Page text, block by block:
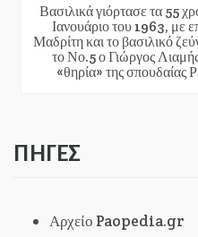
Βασιλικά γιόρτασε τα 55
Ιανουάριο του 1963, με
Μαδρίτη και το βασιλικό
το Νο.5 ο Γιώργος
«θηρία» της
ΠΗΓΕΣ
Αρχείο Paopedia.gr